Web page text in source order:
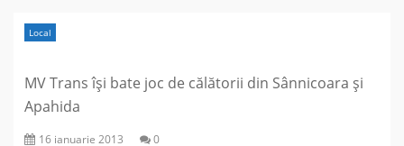
Local
MV Trans își bate joc de călătorii din Sânnicoara și
Apahida
16 ianuarie 2013 0